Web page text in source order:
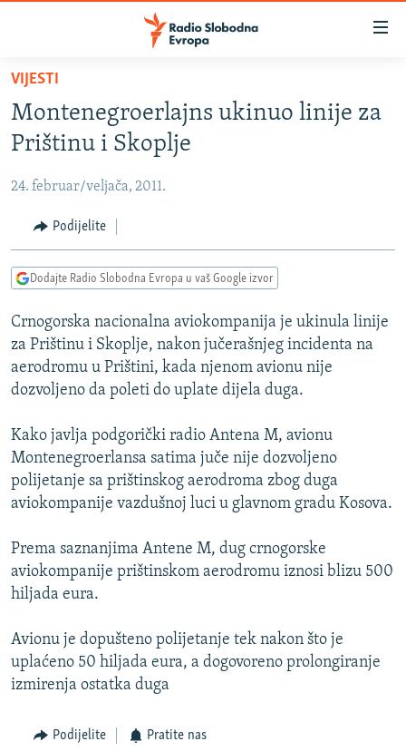
Pređite
glavni
sadržaj
na
navigaciju
Pređite
na
BOSNA I HERCEGOVINA
KOSOVO
CRNA GORA
VIDEO
FOTOGALERIJE
INFOGRAFIKE
PODCASTI
RAT U UKRAJINI
KINA NA BALKANU
RSE PRIČE IZ SVIJETA
ISPRIČAJ MI
DNEVNO@RSE
SPECIJALI RSE
GENOCID U SREBRENICI
POPLAVE I KLIZIŠTA U BIH 2024.
POST SCRIPTUM
MOJA EVROPA
VIJESTI
Montenegroerlajns ukinuo linije za
Prištinu i Skoplje
24. februar/veljača, 2011.
Podijelite
Dodajte Radio Slobodna Evropa u vaš Google izvor
Crnogorska nacionalna aviokompanija je ukinula linije
za Prištinu i Skoplje, nakon jučerašnjeg incidenta na
aerodromu u Prištini, kada njenom avionu nije
dozvoljeno da poleti do uplate dijela duga.
Kako javlja podgorički radio Antena M, avionu
Montenegroerlansa satima juče nije dozvoljeno
polijetanje sa prištinskog aerodroma zbog duga
aviokompanije vazdušnoj luci u glavnom gradu Kosova.
Prema saznanjima Antene M, dug crnogorske
aviokompanije prištinskom aerodromu iznosi blizu 500
hiljada eura.
Avionu je dopušteno polijetanje tek nakon što je
uplaćeno 50 hiljada eura, a dogovoreno prolongiranje
izmirenja ostatka duga
Podijelite Pratite nas